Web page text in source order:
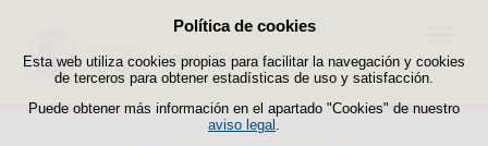
Política de cookies
Esta web utiliza cookies propias para facilitar la navegación y cookies
de terceros para obtener estadísticas de uso y satisfacción.
Puede obtener más información en el apartado "Cookies" de nuestro
aviso legal
Saltar al contenido
Menú